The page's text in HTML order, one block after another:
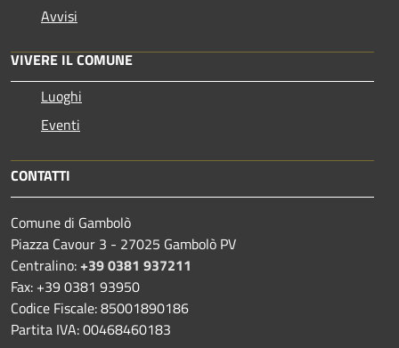
Avvisi
VIVERE IL COMUNE
Luoghi
Eventi
CONTATTI
Comune di Gambolò
Piazza Cavour 3 - 27025 Gambolò PV
Centralino:+39 0381 937211
Fax: +39 0381 93950
Codice Fiscale: 85001890186
Partita IVA: 00468460183